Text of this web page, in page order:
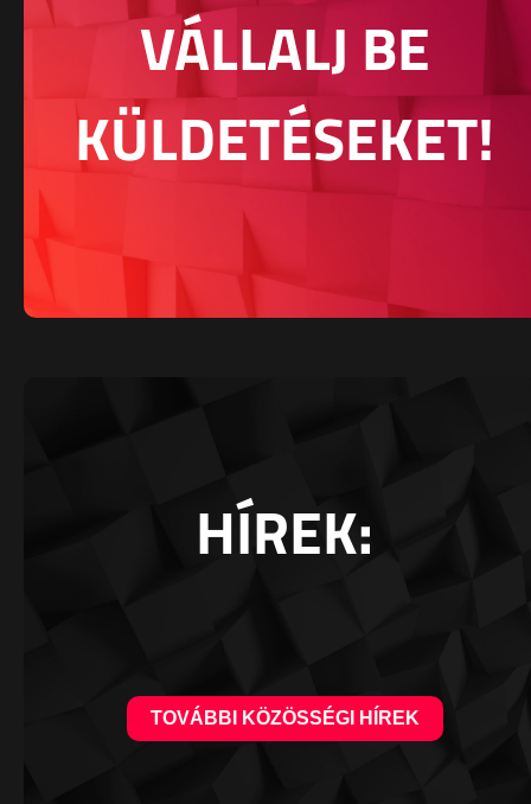
VÁLLALJ BE
KÜLDETÉSEKET!
HÍREK:
TOVÁBBI KÖZÖSSÉGI HÍREK